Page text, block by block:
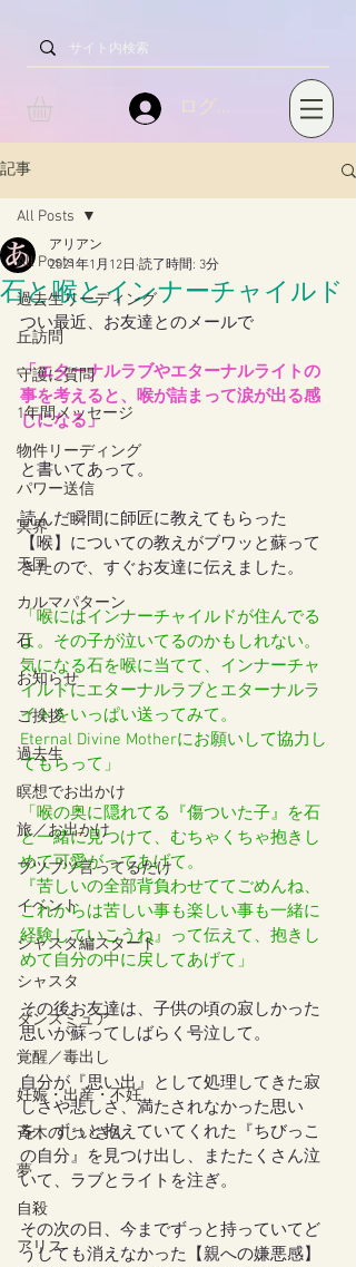
ログイン
記事
All Posts
過去生リーディング
丘訪問
守護に質問
1年間メッセージ
物件リーディング
パワー送信
冥界
天国
カルマパターン
石
お知らせ
ご挨拶
過去生
瞑想でお出かけ
旅／お出かけ
ブツブツ言ってるだけ
イベント
シャスタ編スタート
シャスタ
ダンスミュア
覚醒／毒出し
妊娠・出産・不妊
斉木のじいさん
夢
自殺
アリス
All Posts
石と喉とインナーチャイルド
アリアン
2021年1月12日 読了時間: 3分
つい最近、お友達とのメールで
「エターナルラブやエターナルライトの
事を考えると、喉が詰まって涙が出る感
じになる」
と書いてあって。
読んだ瞬間に師匠に教えてもらった
【喉】についての教えがブワッと蘇って
きたので、すぐお友達に伝えました。
「喉にはインナーチャイルドが住んでる
よ。その子が泣いてるのかもしれない。
気になる石を喉に当てて、インナーチャ
イルドにエターナルラブとエターナルラ
イトをいっぱい送ってみて。
Eternal Divine Motherにお願いして協力し
てもらって」
「喉の奥に隠れてる『傷ついた子』を石
と一緒に見つけて、むちゃくちゃ抱きし
めて可愛がってあげて。
『苦しいの全部背負わせててごめんね、
これからは苦しい事も楽しい事も一緒に
経験していこうね』って伝えて、抱きし
めて自分の中に戻してあげて」
その後お友達は、子供の頃の寂しかった
思いが蘇ってしばらく号泣して。
自分が『思い出』として処理してきた寂
しさや悲しさ、満たされなかった思い
を、ずっと抱えていてくれた『ちびっこ
の自分』を見つけ出し、またたくさん泣
いて、ラブとライトを注ぎ。
その次の日、今までずっと持っていてど
うしても消えなかった【親への嫌悪感】